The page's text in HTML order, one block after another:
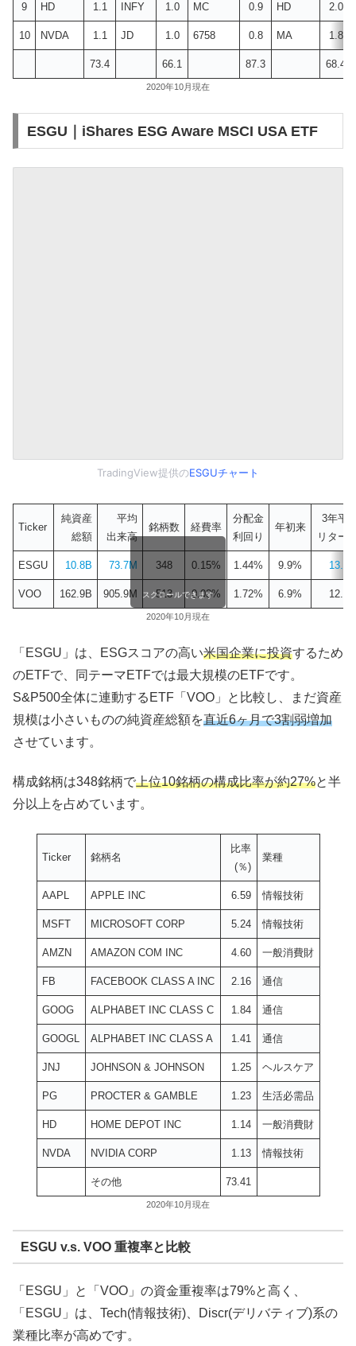
9 HD 1.1 INFY 1.0 MC 0.9 HD 2.0
10 NVDA 1.1 JD 1.0 6758 0.8 MA 1.8
73.4 66.1 87.3 68.4
2020年10月現在
ESGU｜iShares ESG Aware MSCI USA ETF
TradingView提供のESGUチャート
Ticker
純資産
総額
平均
出来高
銘柄数 経費率
分配金
利回り
年初来
3年平
リター
ESGU 10.8B 73.7M 348 0.15% 1.44% 9.9%
VOO 162.9B 905.9M 513 0.03% 1.72% 6.9%
スクロールできます
2020年10月現在
「ESGU」は、ESGスコアの高い米国企業に投資するため
のETFで、同テーマETFでは最大規模のETFです。
S&P500全体に連動するETF「VOO」と比較し、まだ資産
規模は小さいものの純資産総額を直近6ヶ月で3割弱増加
させています。
構成銘柄は348銘柄で上位10銘柄の構成比率が約27%と半
分以上を占めています。
Ticker 銘柄名
比率
(％)
業種
AAPL APPLE INC 6.59 情報技術
MSFT MICROSOFT CORP 5.24 情報技術
AMZN AMAZON COM INC 4.60 一般消費財
FB FACEBOOK CLASS A INC 2.16 通信
GOOG ALPHABET INC CLASS C 1.84 通信
GOOGL ALPHABET INC CLASS A 1.41 通信
JNJ JOHNSON & JOHNSON 1.25 ヘルスケア
PG PROCTER & GAMBLE 1.23 生活必需品
HD HOME DEPOT INC 1.14 一般消費財
NVDA NVIDIA CORP 1.13 情報技術
その他 73.41
2020年10月現在
ESGU v.s. VOO 重複率と比較
「ESGU」と「VOO」の資金重複率は79%と高く、
「ESGU」は、Tech(情報技術)、Discr(デリバティブ)系の
業種比率が高めです。